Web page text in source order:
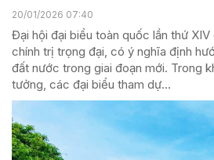
20/01/2026 07:40
Đại hội đại biểu toàn quốc lần thứ
chính trị trọng đại, có ý nghĩa định
đất nước trong giai đoạn mới. Trong
tưởng, các đại biểu tham dự...